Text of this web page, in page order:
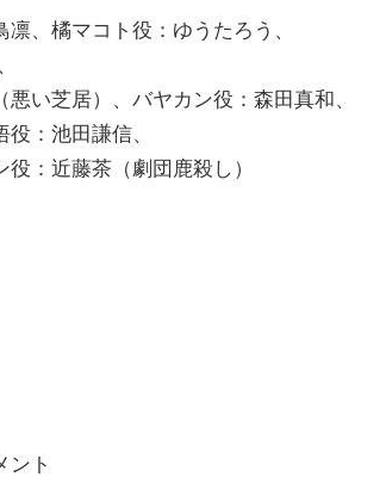
、橘マコト役：ゆうたろう、
い芝居）、バヤカン役：森田真和、
：池田謙信、
：近藤茶（劇団鹿殺し）
ント